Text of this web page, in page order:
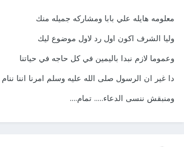
معلومه هايله علي بابا ومشاركه جميله منك
وليا الشرف اكون اول رد لاول موضوع ليك
وعموما لازم نبدا باليمين في كل حاجه في حياتنا
دا غير ان الرسول صلى الله عليه وسلم امرنا اننا
ومنبقش ننسى الدعاء..... تمام....